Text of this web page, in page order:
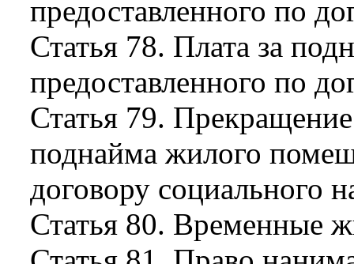
предоставленного по
Статья 78. Плата за
предоставленного по
Статья 79.
поднайма жилого
договору социального
Статья 80. Временные